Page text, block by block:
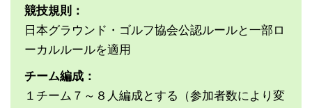
競技規則：
日本グラウンド・ゴルフ協会公認ルールと一部ロ
ーカルルールを適用
チーム編成：
１チーム７～８人編成とする（参加者数により変